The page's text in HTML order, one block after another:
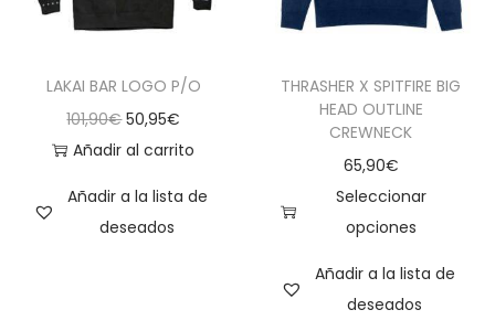
LAKAI BAR LOGO P/O
101,90€ 50,95€
Añadir al carrito
Añadir a la lista de
deseados
THRASHER X SPITFIRE BIG
HEAD OUTLINE
CREWNECK
65,90€
Seleccionar
opciones
Añadir a la lista de
deseados